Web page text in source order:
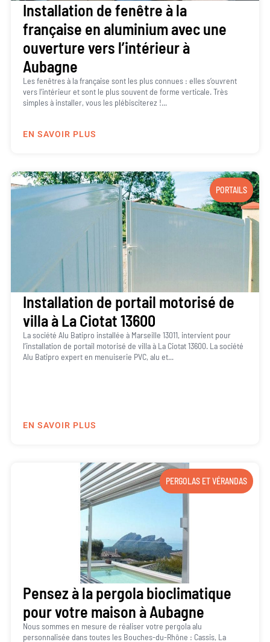
Installation de fenêtre à la
française en aluminium avec une
ouverture vers l’intérieur à
Aubagne
Les fenêtres à la française sont les plus connues : elles s’ouvrent
vers l’intérieur et sont le plus souvent de forme verticale. Très
simples à installer, vous les plébisciterez !...
EN SAVOIR PLUS
PORTAILS
Installation de portail motorisé de
villa à La Ciotat 13600
La société Alu Batipro installée à Marseille 13011, intervient pour
l’installation de portail motorisé de villa à La Ciotat 13600. La société
Alu Batipro expert en menuiserie PVC, alu et...
EN SAVOIR PLUS
PERGOLAS ET VÉRANDAS
Pensez à la pergola bioclimatique
pour votre maison à Aubagne
Nous sommes en mesure de réaliser votre pergola alu
personnalisée dans toutes les Bouches-du-Rhône : Cassis, La